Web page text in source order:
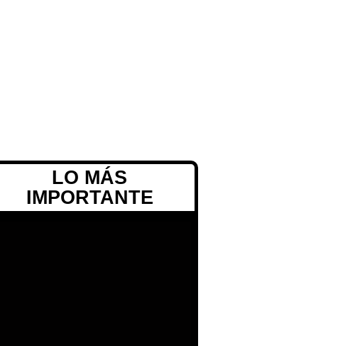
LO MÁS
IMPORTANTE